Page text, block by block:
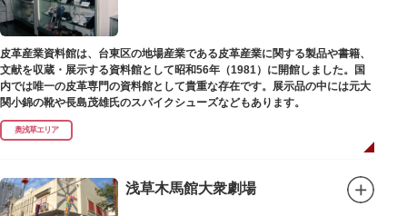
皮革産業資料館は、台東区の地場産業である皮革産業に関する製品や書籍、
文献を収蔵・展示する資料館として昭和56年（1981）に開館しました。国
内では唯一の皮革専門の資料館として貴重な存在です。展示品の中には元大
関小錦の靴や長島茂雄氏のスパイクシューズなどもあります。
奥浅草エリア
浅草木馬館大衆劇場